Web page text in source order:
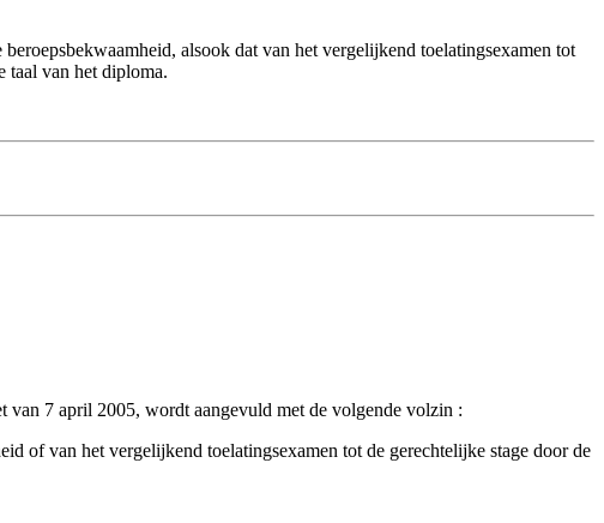
alsook dat van het vergelijkend toelatingsexamen tot
taal van het diploma.
7 april 2005, wordt aangevuld met de volgende volzin :
of van het vergelijkend toelatingsexamen tot de gerechtelijke stage door de